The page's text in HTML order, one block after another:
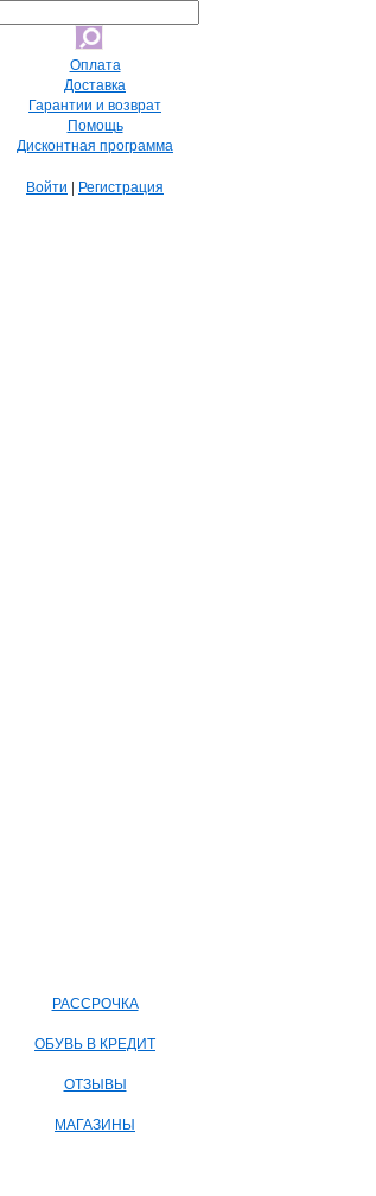
Оплата
Доставка
Гарантии и возврат
Помощь
Дисконтная программа
Войти | Регистрация
РАССРОЧКА
ОБУВЬ В КРЕДИТ
ОТЗЫВЫ
МАГАЗИНЫ